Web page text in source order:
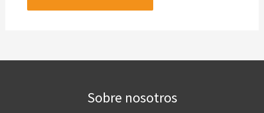
Sobre nosotros